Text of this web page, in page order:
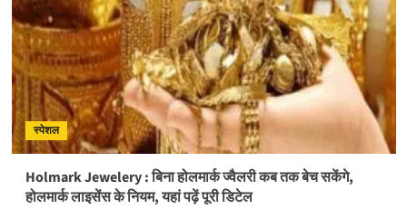
स्पेशल
Holmark Jewelery : ब‍िना होलमार्क ज्वैलरी कब तक बेच सकेंगे,
होलमार्क लाइसेंस के न‍ियम, यहां पढ़ें पूरी ड‍िटेल